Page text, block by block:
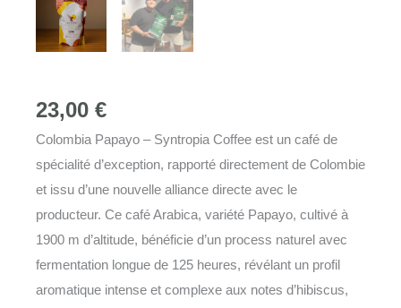
23,00 €
Colombia Papayo – Syntropia Coffee est un café de
spécialité d’exception, rapporté directement de Colombie
et issu d’une nouvelle alliance directe avec le
producteur. Ce café Arabica, variété Papayo, cultivé à
1900 m d’altitude, bénéficie d’un process naturel avec
fermentation longue de 125 heures, révélant un profil
aromatique intense et complexe aux notes d’hibiscus,